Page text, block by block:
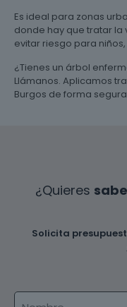
Es ideal para zonas
donde hay que tratar
evitar riesgo para
¿Tienes un árbol
Llámanos. Aplicamos
Burgos de forma
¿Quieres
Solicita